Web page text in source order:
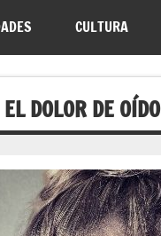
CULTURA
DOLOR DE OÍDO